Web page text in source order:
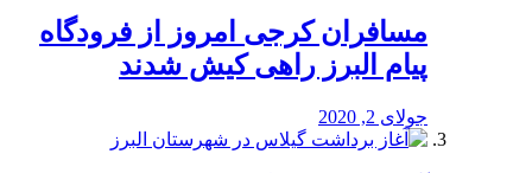
مسافران کرجی امروز از فرودگاه
پیام البرز راهی کیش شدند
جولای 2, 2020